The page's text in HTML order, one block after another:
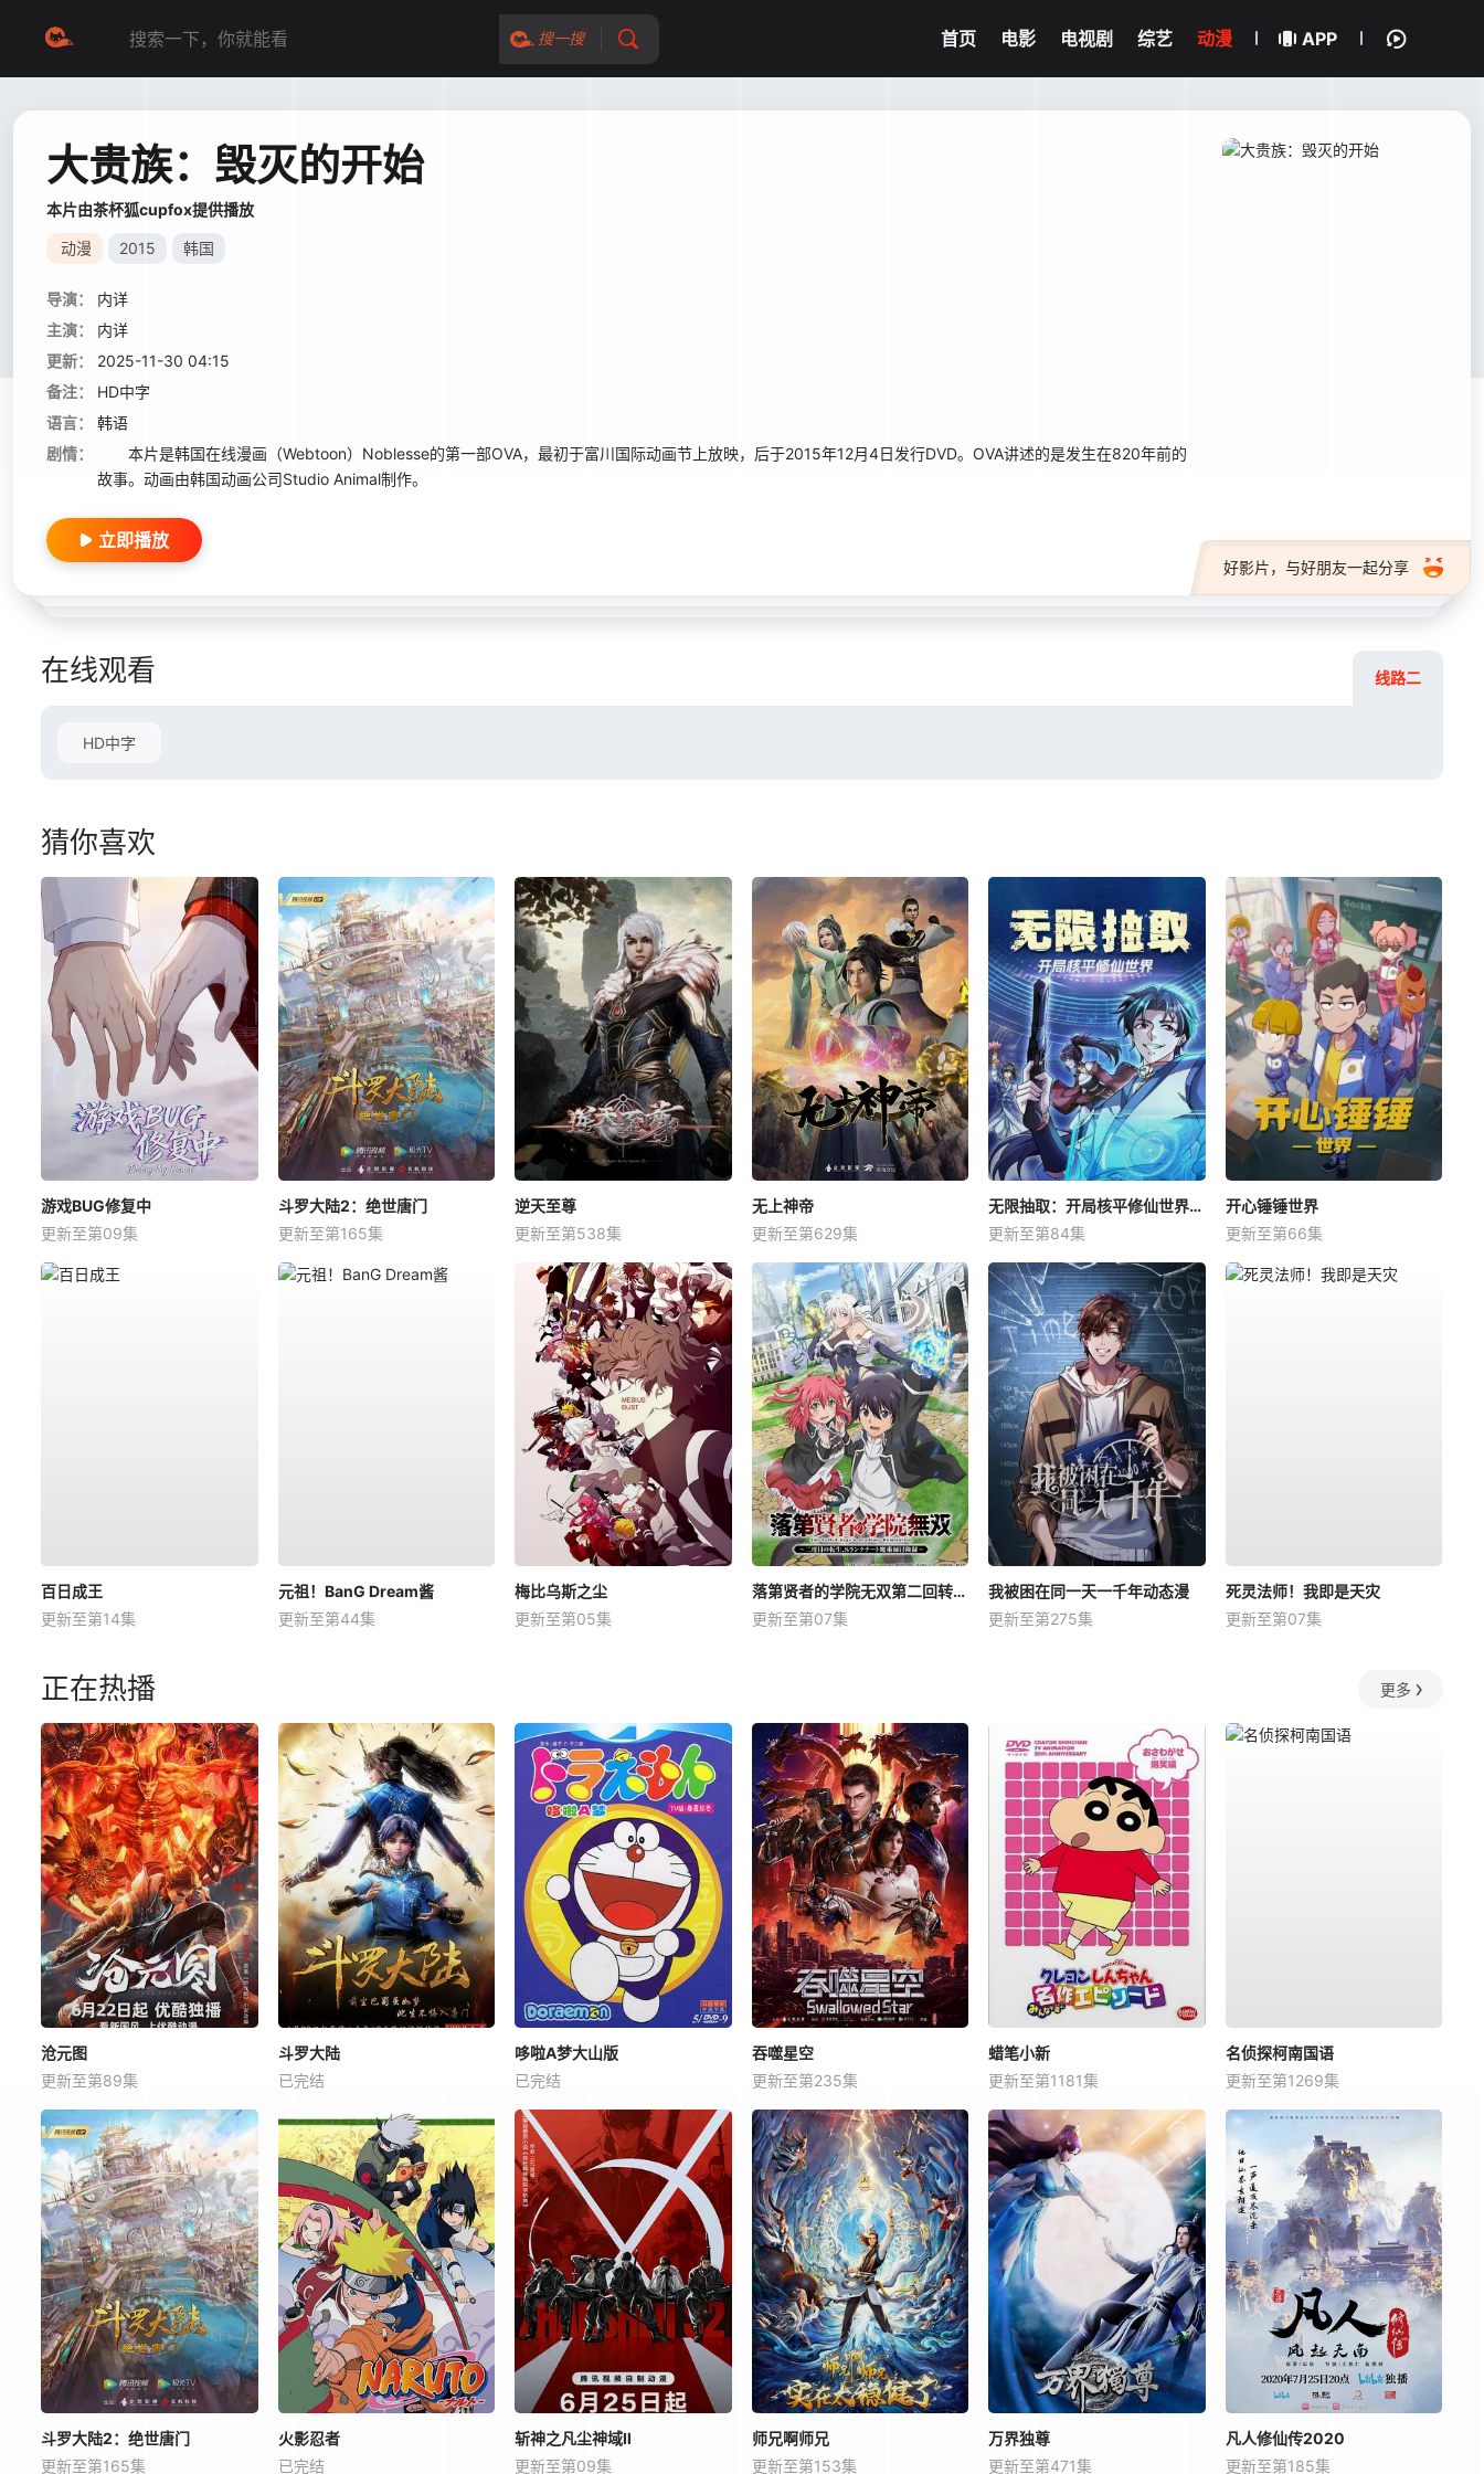
搜一搜 首页 电影 电视剧 综艺 动漫 APP
大贵族：毁灭的开始
本片由茶杯狐cupfox提供播放
动漫 2015 韩国
导演：
内详
主演：
内详
更新：
2025-11-30 04:15
备注：
HD中字
语言：
韩语
剧情：
本片是韩国在线漫画（Webtoon）Noblesse的第一部OVA，最初于富川国际动画节上放映，后于2015年12月4日发行DVD。OVA讲述的是发生在820年前的
故事。动画由韩国动画公司Studio Animal制作。
好影片，与好朋友一起分享
立即播放
在线观看 线路二
HD中字
猜你喜欢
游戏BUG修复中
更新至第09集
斗罗大陆2：绝世唐门
更新至第165集
逆天至尊
更新至第538集
无上神帝
更新至第629集
无限抽取：开局核平修仙世界动态漫
更新至第84集
开心锤锤世界
更新至第66集
百日成王
更新至第14集
元祖！BanG Dream酱
更新至第44集
梅比乌斯之尘
更新至第05集
落第贤者的学院无双第二回转生，S等级作弊魔术师冒险记
更新至第07集
我被困在同一天一千年动态漫
更新至第275集
死灵法师！我即是天灾
更新至第07集
正在热播 更多
沧元图
更新至第89集
斗罗大陆
已完结
哆啦A梦大山版
已完结
吞噬星空
更新至第235集
蜡笔小新
更新至第1181集
名侦探柯南国语
更新至第1269集
斗罗大陆2：绝世唐门
更新至第165集
火影忍者
已完结
斩神之凡尘神域Ⅱ
更新至第09集
师兄啊师兄
更新至第153集
万界独尊
更新至第471集
凡人修仙传2020
更新至第185集